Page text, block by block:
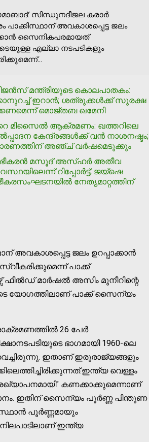
സിന്ധുനദീജല കരാർ
പാക്കിസ്ഥാന് അവകാശപ്പെട്ട ജലം
സൈനികപരമായത്
എല്ലാ നടപടികളും
മന്ത്രിയുടെ കൊലപാതകം:
ഇറാൻ; ശത്രുക്കൾക്ക് സുരക്ഷ
മൊജ്തബ ഖമേനി
മിസൈൽ ആക്രമണം: ഖത്തറിലെ
കേന്ദ്രങ്ങൾക്ക് വൻ നാശനഷ്ടം;
അഞ്ച് വർഷമെടുക്കും
മസൂദ് അസ്ഹർ അതീവ
റിപ്പോർട്ട്; ജയ്ഷെ
നേതൃമാറ്റത്തിന്
അവകാശപ്പെട്ട ജലം ഉറപ്പാക്കാൻ
പാക്ക്
മാർഷൽ അസിം മുനീറിന്റെ
യോഗത്തിലാണ് പാക്ക് സൈന്യം
26 പേർ
ഭാഗമായി 1960-ലെ
ഇതാണ് ഇരുരാജ്യങ്ങളും
വെള്ളം
കണക്കാക്കുമെന്നാണ്
ഇതിന് സൈന്യം പൂർണ്ണ പിന്തുണ
പൂർണ്ണമായും
ഇന്ത്യ.